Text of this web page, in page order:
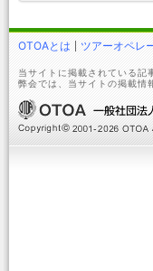
OTOAとは ツアーオペレ
当サイトに掲載されている
弊会では、当サイトの掲載情